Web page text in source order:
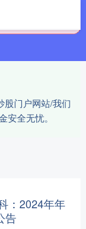
股门户网站/我们
全无忧。
：2024年年
告